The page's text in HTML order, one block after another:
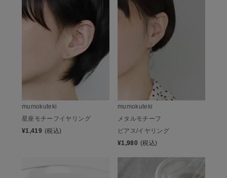
mumokuteki
星座モチーフイヤリング
¥1,419 (税込)
mumokuteki
メタルモチーフ
ピアス/イヤリング
¥1,980 (税込)